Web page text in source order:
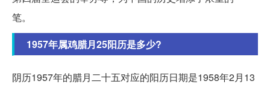
笔。
1957年属鸡腊月25阳历是多少?
阴历1957年的腊月二十五对应的阳历日期是1958年2月13